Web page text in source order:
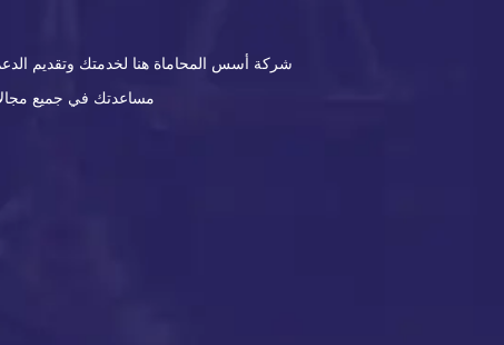
شركة أسس المحاماة هنا لخدمتك وتقديم
مساعدتك في جميع